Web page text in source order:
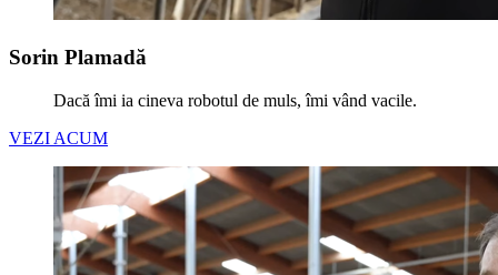
Sorin Plamadă
Dacă îmi ia cineva robotul de muls, îmi vând vacile.
VEZI ACUM